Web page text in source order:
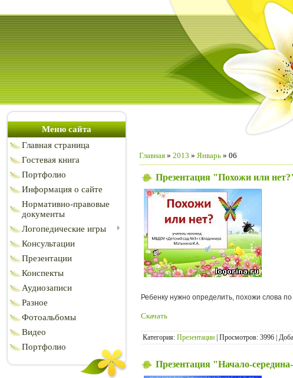
Меню сайта
Главная страница
Гостевая книга
Портфолио
Информация о сайте
Нормативно-правовые
документы
Логопедические игры
Консультации
Презентации
Конспекты
Аудиозаписи
Разное
Фотоальбомы
Видео
Портфолио
Главная » 2013 » Январь » 06
Презентация "Похожи или
Ребенку нужно определить, похожи слова
Скачать
Категория: Презентации | Просмотров: 3996 |
Презентация "Начало-